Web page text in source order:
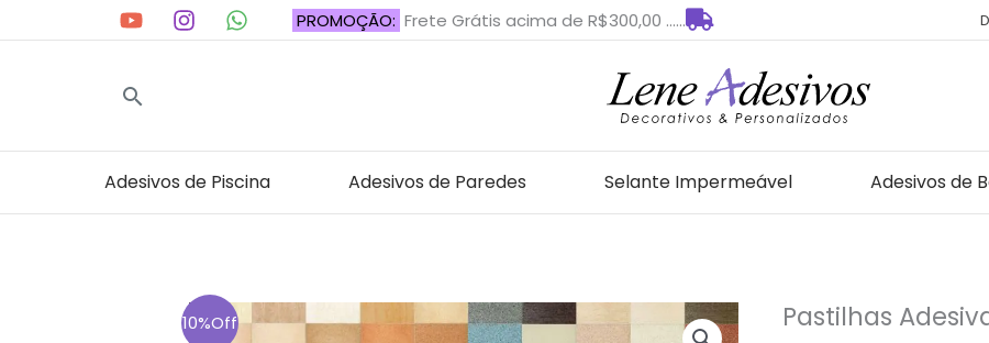
para
PROMOÇÃO: Frete Grátis acima de R$300,00 ......
Pesquisar
Adesivos de Piscina Adesivos de Paredes Selante Impermeável Adesivos de
10%Off Pastilhas
Pastilhas